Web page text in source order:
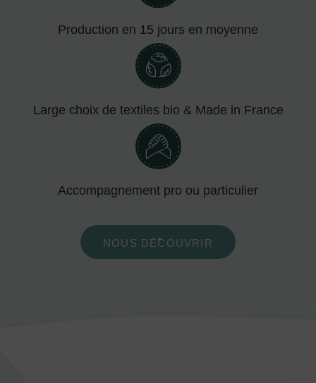
Production en 15 jours en moyenne
Large choix de textiles bio & Made in France
Accompagnement pro ou particulier
NOUS DÉCOUVRIR